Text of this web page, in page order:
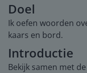
Doel
Ik oefen woorden
kaars en bord.
Introductie
Bekijk samen met